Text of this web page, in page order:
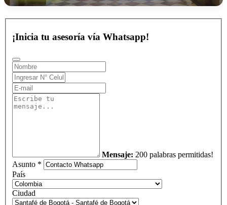
¡Inicia tu asesoría vía Whatsapp!
Mensaje: 200 palabras permitidas!
Asunto *
País
Ciudad